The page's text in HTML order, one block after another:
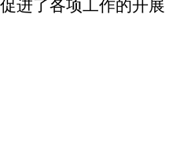
进了各项工作的开展